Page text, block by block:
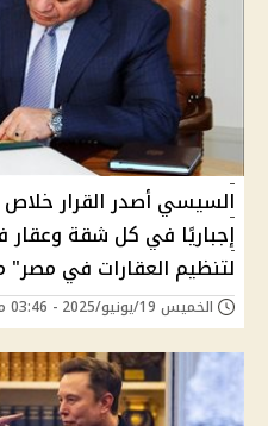
السيسي أصدر القرار
إجباريًا في كل شقة
لتنظيم العقارات في
الخميس 19/يونيو/2025 - 03:46 م